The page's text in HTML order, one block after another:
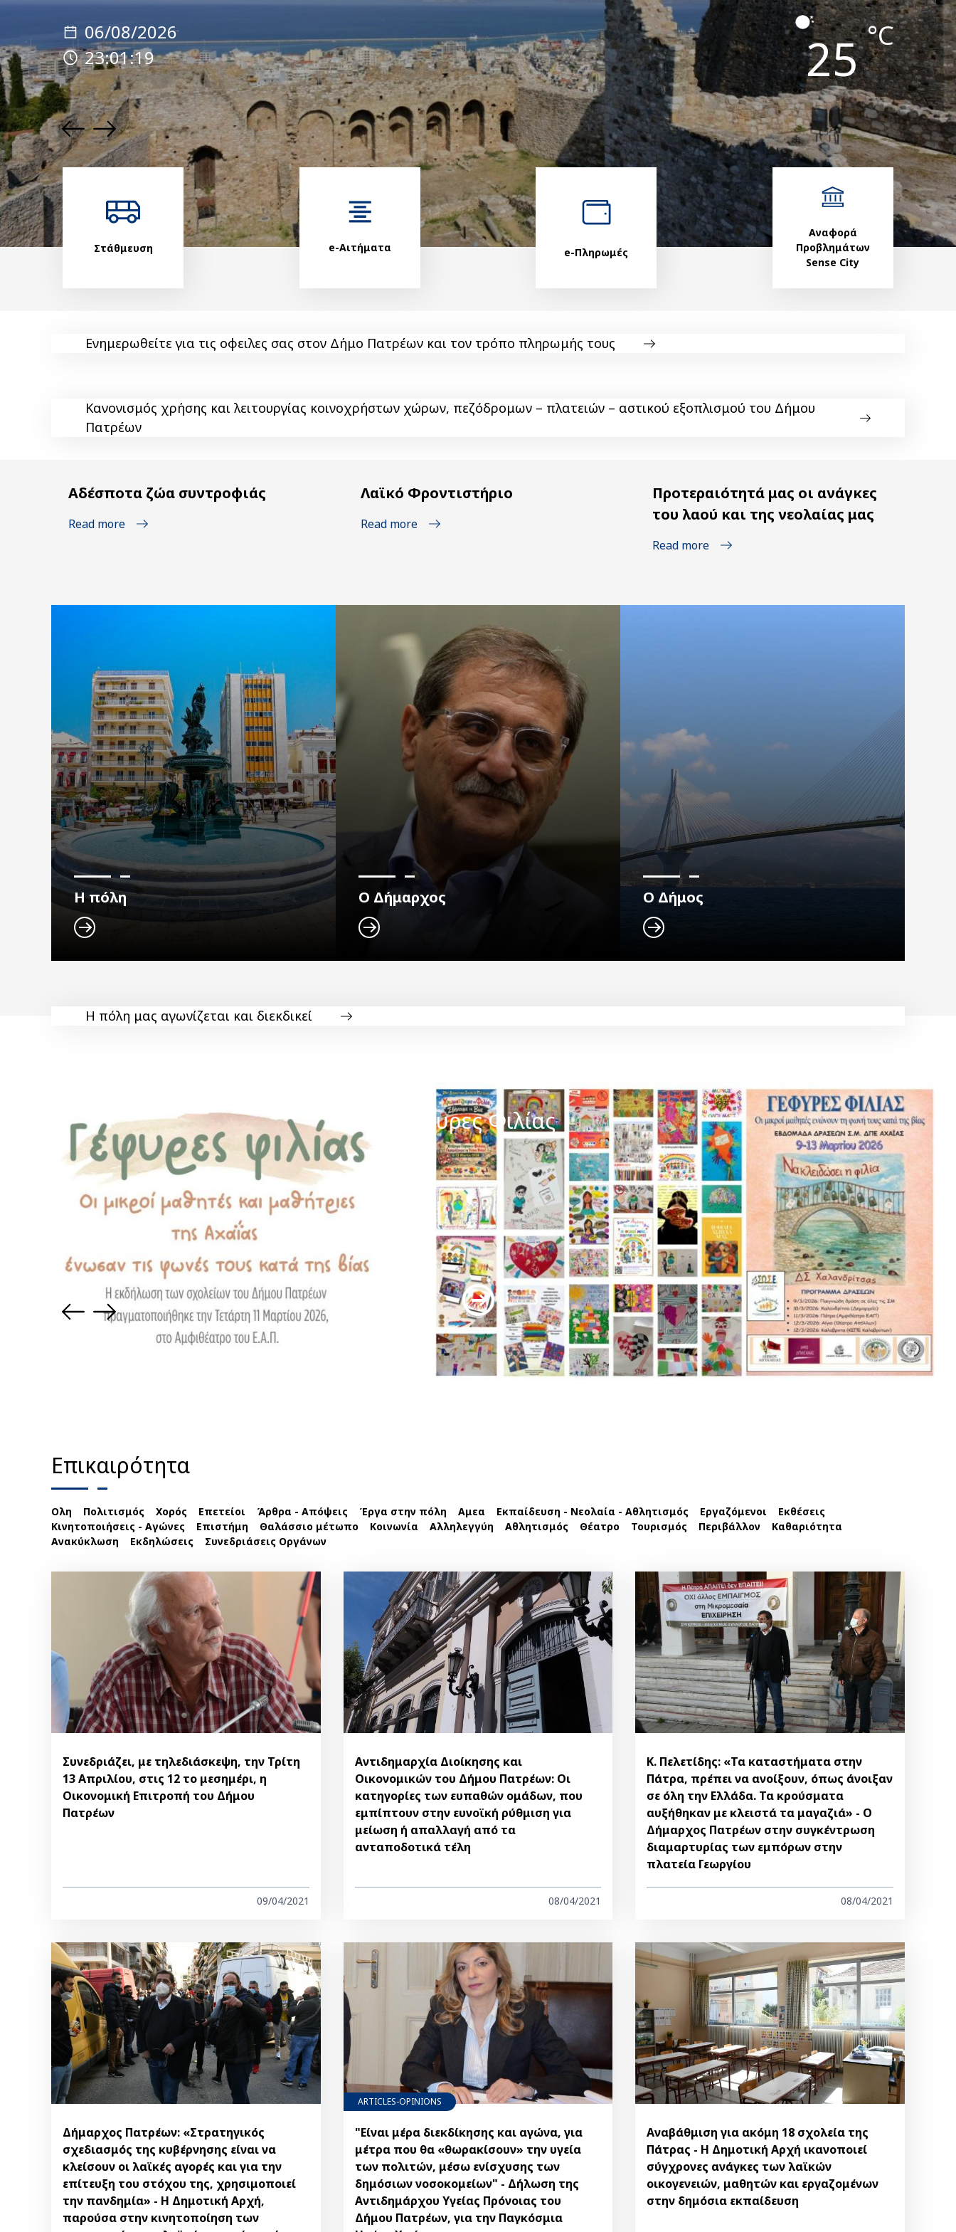
25 °C
06/08/2026
23:01:21
Στάθμευση e-Αιτήματα e-Πληρωμές
Αναφορά
Προβλημάτων
Sense City
Ενημερωθείτε για τις οφειλες σας στον Δήμο Πατρέων και τον τρόπο πληρωμής τους
Κανονισμός χρήσης και λειτουργίας κοινοχρήστων χώρων, πεζόδρομων – πλατειών – αστικού εξοπλισμού του Δήμου
Πατρέων
Αδέσποτα ζώα συντροφιάς
Read more
Λαϊκό Φροντιστήριο
Read more
Προτεραιότητά μας οι ανάγκες
του λαού και της νεολαίας μας
Read more
Η πόλη Ο Δήμαρχος Ο Δήμος
Η πόλη μας αγωνίζεται και διεκδικεί
Γέφυρες Φιλίας
Επικαιρότητα
Ολη Πολιτισμός Χορός Επετείοι Άρθρα - Απόψεις Έργα στην πόλη Αμεα Εκπαίδευση - Νεολαία - Αθλητισμός Εργαζόμενοι
Εκθέσεις
Κινητοποιήσεις - Αγώνες
Επιστήμη Θαλάσσιο μέτωπο Κοινωνία Αλληλεγγύη Αθλητισμός Θέατρο Τουρισμός Περιβάλλον
Καθαριότητα
Ανακύκλωση
Εκδηλώσεις Συνεδριάσεις Οργάνων
Συνεδριάζει, με τηλεδιάσκεψη, την Τρίτη
13 Απριλίου, στις 12 το μεσημέρι, η
Οικονομική Επιτροπή του Δήμου
Πατρέων
09/04/2021
Αντιδημαρχία Διοίκησης και
Οικονομικών του Δήμου Πατρέων: Οι
κατηγορίες των ευπαθών ομάδων, που
εμπίπτουν στην ευνοϊκή ρύθμιση για
μείωση ή απαλλαγή από τα
ανταποδοτικά τέλη
08/04/2021
Κ. Πελετίδης: «Τα καταστήματα στην
Πάτρα, πρέπει να ανοίξουν, όπως άνοιξαν
σε όλη την Ελλάδα. Τα κρούσματα
αυξήθηκαν με κλειστά τα μαγαζιά» - Ο
Δήμαρχος Πατρέων στην συγκέντρωση
διαμαρτυρίας των εμπόρων στην
πλατεία Γεωργίου
08/04/2021
Δήμαρχος Πατρέων: «Στρατηγικός
σχεδιασμός της κυβέρνησης είναι να
κλείσουν οι λαϊκές αγορές και για την
επίτευξη του στόχου της, χρησιμοποιεί
την πανδημία» - Η Δημοτική Αρχή,
παρούσα στην κινητοποίηση των
ARTICLES-OPINIONS
"Είναι μέρα διεκδίκησης και αγώνα, για
μέτρα που θα «θωρακίσουν» την υγεία
των πολιτών, μέσω ενίσχυσης των
δημόσιων νοσοκομείων" - Δήλωση της
Αντιδημάρχου Υγείας Πρόνοιας του
Δήμου Πατρέων, για την Παγκόσμια
Αναβάθμιση για ακόμη 18 σχολεία της
Πάτρας - Η Δημοτική Αρχή ικανοποιεί
σύγχρονες ανάγκες των λαϊκών
οικογενειών, μαθητών και εργαζομένων
στην δημόσια εκπαίδευση